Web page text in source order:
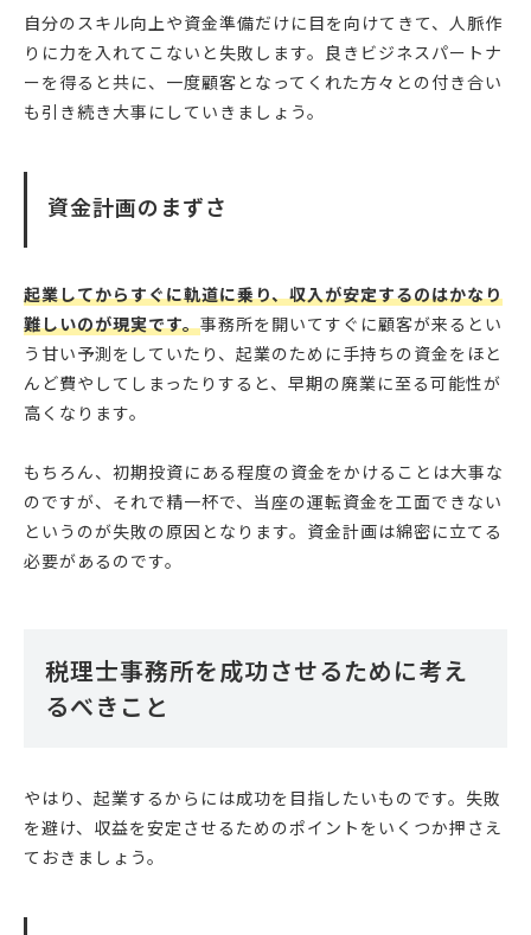
自分のスキル向上や資金準備だけに目を向けてきて、人脈作
りに力を入れてこないと失敗します。良きビジネスパートナ
ーを得ると共に、一度顧客となってくれた方々との付き合い
も引き続き大事にしていきましょう。
資金計画のまずさ
起業してからすぐに軌道に乗り、収入が安定するのはかなり
難しいのが現実です。事務所を開いてすぐに顧客が来るとい
う甘い予測をしていたり、起業のために手持ちの資金をほと
んど費やしてしまったりすると、早期の廃業に至る可能性が
高くなります。
もちろん、初期投資にある程度の資金をかけることは大事な
のですが、それで精一杯で、当座の運転資金を工面できない
というのが失敗の原因となります。資金計画は綿密に立てる
必要があるのです。
税理士事務所を成功させるために考え
るべきこと
やはり、起業するからには成功を目指したいものです。失敗
を避け、収益を安定させるためのポイントをいくつか押さえ
ておきましょう。